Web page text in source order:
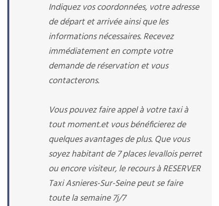
Indiquez vos coordonnées, votre adresse
de départ et arrivée ainsi que les
informations nécessaires. Recevez
immédiatement en compte votre
demande de réservation et vous
contacterons.
Vous pouvez faire appel à votre taxi à
tout moment.et vous bénéficierez de
quelques avantages de plus. Que vous
soyez habitant de 7 places levallois perret
ou encore visiteur, le recours à RESERVER
Taxi Asnieres-Sur-Seine peut se faire
toute la semaine 7j/7